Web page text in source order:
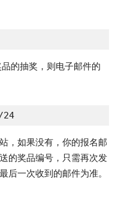
的抽奖，则电子邮件的
24
，如果没有，你的报名邮
的奖品编号，只需再次发
后一次收到的邮件为准。